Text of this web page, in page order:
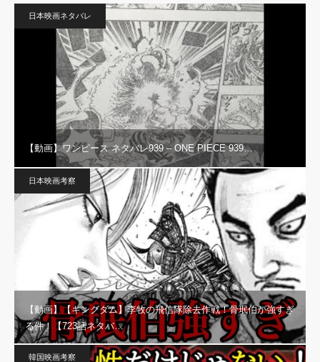
日本映画ネタバレ
【動画】ワンピース ネタバレ939 – ONE PIECE 939…
日本映画考察
【動画】【キングダム】李牧の飛信隊除去作戦！骨珉伯が強すぎ
る件！【723話ネタバ…
韓国映画考察